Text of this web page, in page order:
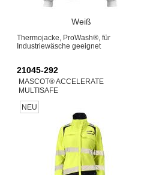
Weiß
Thermojacke, ProWash®, für
Industriewäsche geeignet
21045-292
MASCOT® ACCELERATE
MULTISAFE
NEU